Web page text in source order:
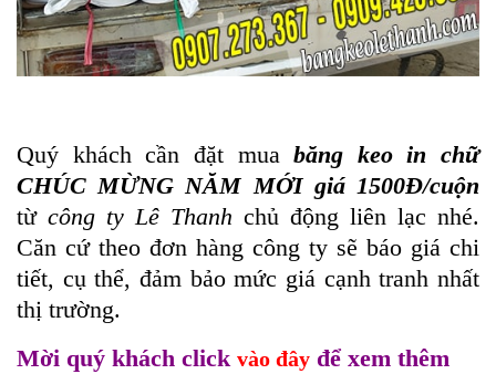
Quý khách cần đặt muabăng keo in chữ
CHÚC MỪNG NĂM MỚI giá 1500Đ/cuộn
từ công ty Lê Thanh chủ động liên lạc nhé.
Căn cứ theo đơn hàng công ty sẽ báo giá chi
tiết, cụ thể, đảm bảo mức giá cạnh tranh nhất
thị trường.
Mời quý khách click vào đây để xem thêm